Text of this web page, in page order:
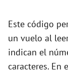
Este código
un vuelo al
indican el
caracteres. En